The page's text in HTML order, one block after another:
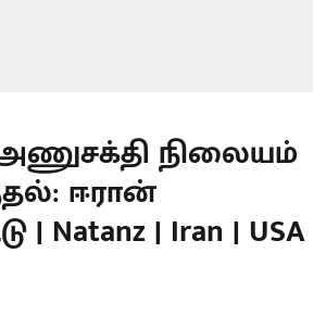
நிலையம்
ஈரான்
| Natanz | Iran | USA